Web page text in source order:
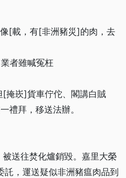
[載，有[非洲豬災]的肉，去
者雖喊冤枉
[掩崁]貨車佇佗、閣講白賊
禮拜，移送法辦。
送往焚化爐銷毀。嘉里大榮
，運送疑似非洲豬瘟肉品到